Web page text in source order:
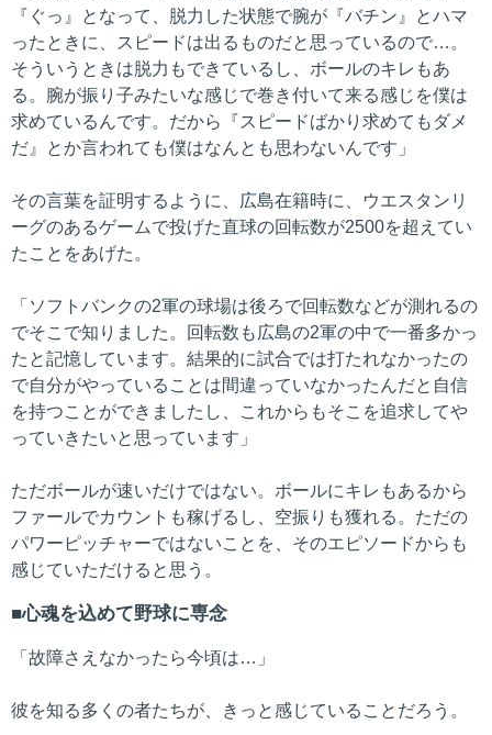
『ぐっ』となって、脱力した状態で腕が『バチン』とハマ
ったときに、スピードは出るものだと思っているので…。
そういうときは脱力もできているし、ボールのキレもあ
る。腕が振り子みたいな感じで巻き付いて来る感じを僕は
求めているんです。だから『スピードばかり求めてもダメ
だ』とか言われても僕はなんとも思わないんです」
その言葉を証明するように、広島在籍時に、ウエスタンリ
ーグのあるゲームで投げた直球の回転数が2500を超えてい
たことをあげた。
「ソフトバンクの2軍の球場は後ろで回転数などが測れるの
でそこで知りました。回転数も広島の2軍の中で一番多かっ
たと記憶しています。結果的に試合では打たれなかったの
で自分がやっていることは間違っていなかったんだと自信
を持つことができましたし、これからもそこを追求してや
っていきたいと思っています」
ただボールが速いだけではない。ボールにキレもあるから
ファールでカウントも稼げるし、空振りも獲れる。ただの
パワーピッチャーではないことを、そのエピソードからも
感じていただけると思う。
心魂を込めて野球に専念
「故障さえなかったら今頃は…」
彼を知る多くの者たちが、きっと感じていることだろう。